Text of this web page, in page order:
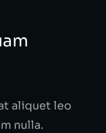
aliquet leo
nulla.